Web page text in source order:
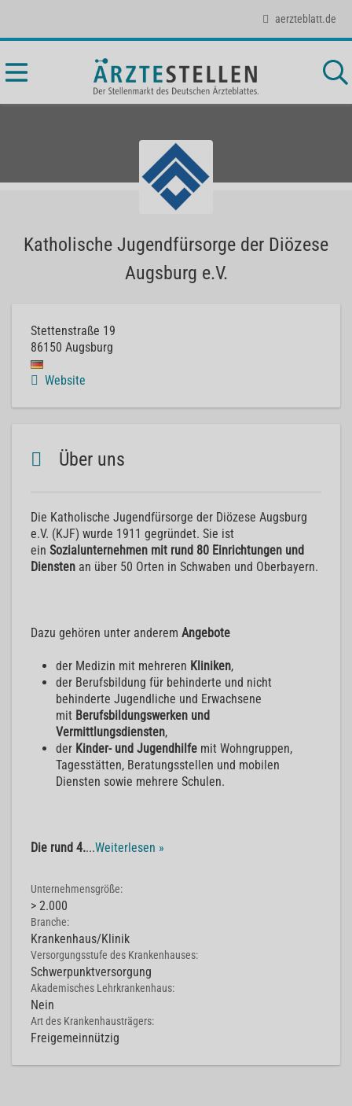
aerzteblatt.de
Katholische Jugendfürsorge der Diözese
Augsburg e.V.
Stettenstraße 19
86150 Augsburg
Website
Über uns
Die Katholische Jugendfürsorge der Diözese Augsburg
e.V. (KJF) wurde 1911 gegründet. Sie ist
ein Sozialunternehmen mit rund 80 Einrichtungen und
Diensten an über 50 Orten in Schwaben und Oberbayern.
Dazu gehören unter anderem Angebote
der Medizin mit mehreren Kliniken,
der Berufsbildung für behinderte und nicht
behinderte Jugendliche und Erwachsene
mit Berufsbildungswerken und
Vermittlungsdiensten,
der Kinder- und Jugendhilfe mit Wohngruppen,
Tagesstätten, Beratungsstellen und mobilen
Diensten sowie mehrere Schulen.
Die rund 4....Weiterlesen »
Unternehmensgröße:
> 2.000
Branche:
Krankenhaus/Klinik
Versorgungsstufe des Krankenhauses:
Schwerpunktversorgung
Akademisches Lehrkrankenhaus:
Nein
Art des Krankenhausträgers:
Freigemeinnützig